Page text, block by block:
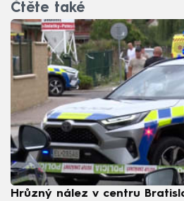
Čtěte také
Hrůzný nález v centru